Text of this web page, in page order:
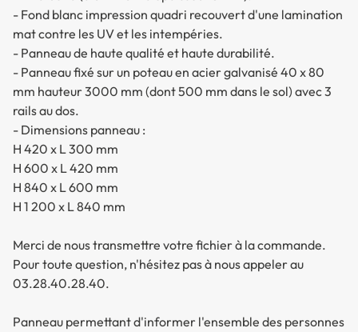
- Fond blanc impression quadri recouvert d'une lamination
mat contre les UV et les intempéries.
- Panneau de haute qualité et haute durabilité.
- Panneau fixé sur un poteau en acier galvanisé 40 x 80
mm hauteur 3000 mm (dont 500 mm dans le sol) avec 3
rails au dos.
- Dimensions panneau :
H 420 x L 300 mm
H 600 x L 420 mm
H 840 x L 600 mm
H 1 200 x L 840 mm
Merci de nous transmettre votre fichier à la commande.
Pour toute question, n'hésitez pas à nous appeler au
03.28.40.28.40.
Panneau permettant d'informer l'ensemble des personnes